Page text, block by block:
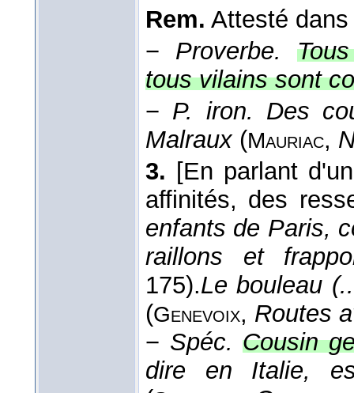
Rem. Attesté
− Proverbe.
tous vilains sont
− P. iron. Des
Malraux(Mauriac,
3. [En parlant
affinités, des
enfants de Paris,
raillons et
175).Le bouleau
(Genevoix, Routes
− Spéc. Cousin
dire en Italie,